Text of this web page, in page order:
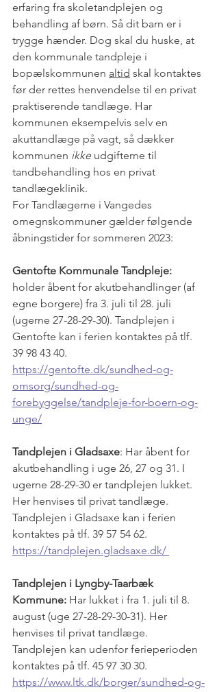
erfaring fra skoletandplejen og
behandling af børn. Så dit barn er i
trygge hænder. Dog skal du huske, at
den kommunale tandpleje i
bopælskommunen altid skal kontaktes
før der rettes henvendelse til en privat
praktiserende tandlæge. Har
kommunen eksempelvis selv en
akuttandlæge på vagt, så dækker
kommunen ikke udgifterne til
tandbehandling hos en privat
tandlægeklinik.
For Tandlægerne i Vangedes
omegnskommuner gælder følgende
åbningstider for sommeren 2023:
Gentofte Kommunale Tandpleje:
holder åbent for akutbehandlinger (af
egne borgere) fra 3. juli til 28. juli
(ugerne 27-28-29-30). Tandplejen i
Gentofte kan i ferien kontaktes på tlf.
39 98 43 40.
https://gentofte.dk/sundhed-og-
omsorg/sundhed-og-
forebyggelse/tandpleje-for-boern-og-
unge/
Tandplejen i Gladsaxe: Har åbent for
akutbehandling i uge 26, 27 og 31. I
ugerne 28-29-30 er tandplejen lukket.
Her henvises til privat tandlæge.
Tandplejen i Gladsaxe kan i ferien
kontaktes på tlf. 39 57 54 62.
https://tandplejen.gladsaxe.dk/
Tandplejen i Lyngby-Taarbæk
Kommune: Har lukket i fra 1. juli til 8.
august (uge 27-28-29-30-31). Her
henvises til privat tandlæge.
Tandplejen kan udenfor ferieperioden
kontaktes på tlf. 45 97 30 30.
https://www.ltk.dk/borger/sundhed-og-